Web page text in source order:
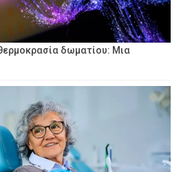
δωματίου: Μια